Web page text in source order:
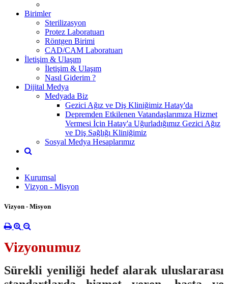
Birimler
Sterilizasyon
Protez Laboratuarı
Röntgen Birimi
CAD/CAM Laboratuarı
İletişim & Ulaşım
İletişim & Ulaşım
Nasıl Giderim ?
Dijital Medya
Medyada Biz
Gezici Ağız ve Diş Kliniğimiz Hatay'da
Depremden Etkilenen Vatandaşlarımıza Hizmet
Vermesi İçin Hatay'a Uğurladığımız Gezici Ağız
ve Diş Sağlığı Kliniğimiz
Sosyal Medya Hesaplarımız
Kurumsal
Vizyon - Misyon
Vizyon - Misyon
Vizyonumuz
Sürekli yeniliği hedef alarak uluslararası